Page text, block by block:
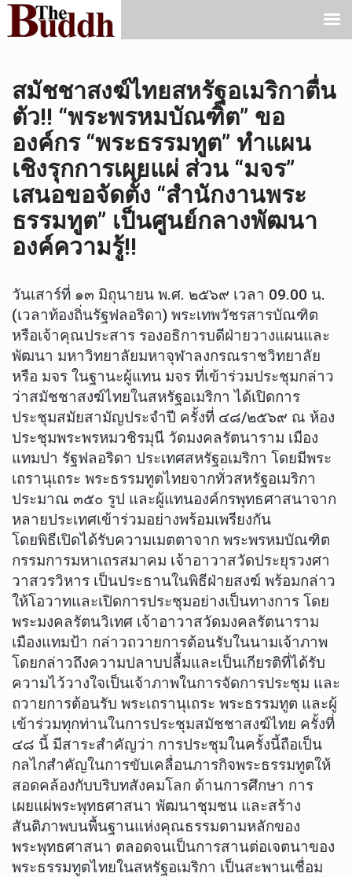
สมัชชาสงฆ์ไทยสหรัฐอเมริกาตื่น
ตัว!! “พระพรหมบัณฑิต” ขอ
องค์กร “พระธรรมทูต” ทำแผน
เชิงรุกการเผยแผ่ ส่วน “มจร”
เสนอขอจัดตั้ง “สำนักงานพระ
ธรรมทูต” เป็นศูนย์กลางพัฒนา
องค์ความรู้!!
​วันเสาร์ที่ ๑๓ มิถุนายน พ.ศ. ๒๕๖๙ เวลา 09.00 น.
(เวลาท้องถิ่นรัฐฟลอริดา) พระเทพวัชรสารบัณฑิต
หรือเจ้าคุณประสาร รองอธิการบดีฝ่ายวางแผนและ
พัฒนา มหาวิทยาลัยมหาจุฬาลงกรณราชวิทยาลัย
หรือ มจร ในฐานะผู้แทน มจร ที่เข้าร่วมประชุมกล่าว
ว่าสมัชชาสงฆ์ไทยในสหรัฐอเมริกา ได้เปิดการ
ประชุมสมัยสามัญประจำปี ครั้งที่ ๔๘/๒๕๖๙ ณ ห้อง
ประชุมพระพรหมวชิรมุนี วัดมงคลรัตนาราม เมือง
แทมปา รัฐฟลอริดา ประเทศสหรัฐอเมริกา โดยมีพระ
เถรานุเถระ พระธรรมทูตไทยจากทั่วสหรัฐอเมริกา
ประมาณ ๓๕๐ รูป และผู้แทนองค์กรพุทธศาสนาจาก
หลายประเทศเข้าร่วมอย่างพร้อมเพรียงกัน
​โดยพิธีเปิดได้รับความเมตตาจาก พระพรหมบัณฑิต
กรรมการมหาเถรสมาคม เจ้าอาวาสวัดประยุรวงศา
วาสวรวิหาร เป็นประธานในพิธีฝ่ายสงฆ์ พร้อมกล่าว
ให้โอวาทและเปิดการประชุมอย่างเป็นทางการ โดย
พระมงคลรัตนวิเทศ เจ้าอาวาสวัดมงคลรัตนาราม
เมืองแทมป้า กล่าวถวายการต้อนรับในนามเจ้าภาพ
โดยกล่าวถึงความปลาบปลื้มและเป็นเกียรติที่ได้รับ
ความไว้วางใจเป็นเจ้าภาพในการจัดการประชุม และ
ถวายการต้อนรับ พระเถรานุเถระ พระธรรมทูต และผู้
เข้าร่วมทุกท่านในการประชุมสมัชชาสงฆ์ไทย ครั้งที่
๔๘ นี้ มีสาระสำคัญว่า การประชุมในครั้งนี้ถือเป็น
กลไกสำคัญในการขับเคลื่อนภารกิจพระธรรมทูตให้
สอดคล้องกับบริบทสังคมโลก ด้านการศึกษา การ
เผยแผ่พระพุทธศาสนา พัฒนาชุมชน และสร้าง
สันติภาพบนพื้นฐานแห่งคุณธรรมตามหลักของ
พระพุทธศาสนา ตลอดจนเป็นการสานต่อเจตนาของ
พระธรรมทูตไทยในสหรัฐอเมริกา เป็นสะพานเชื่อม